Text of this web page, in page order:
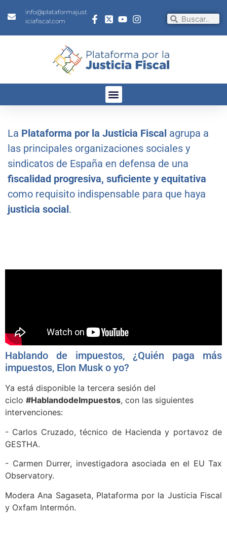
info@plataformajust
iciafiscal.com
La Plataforma por la Justicia Fiscal agrupa a
las principales organizaciones sociales y
sindicatos de España en defensa de una
fiscalidad progresiva, suficiente y equitativa
como requisito indispensable para que haya
justicia social.
Hablando de impuestos, ¿Quién paga más
impuestos, Elon Musk o yo?
Ya está disponible la tercera sesión del
ciclo #HablandodeImpuestos, con las siguientes
intervenciones:
- Carlos Cruzado, técnico de Hacienda y portavoz de
GESTHA.
- Carmen Durrer, investigadora asociada en el EU Tax
Observatory.
Modera Ana Sagaseta, Plataforma por la Justicia Fiscal
y Oxfam Intermón.